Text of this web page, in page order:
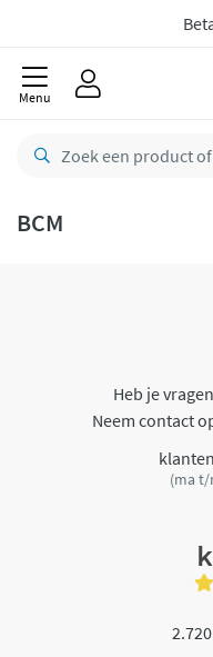
Menu
BCM
Heb je
Neem contact
(ma t/